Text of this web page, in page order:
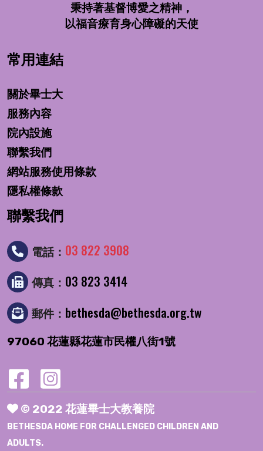
秉持著基督博愛之精神，
以福音療育身心障礙的天使
常用連結
關於畢士大
服務內容
院內設施
聯繫我們
網站服務使用條款
隱私權條款
聯繫我們
電話： 03 822 3908
傳真： 03 823 3414
郵件： bethesda@bethesda.org.tw
97060 花蓮縣花蓮市民權八街1號
© 2022 花蓮畢士大教養院
BETHESDA HOME FOR CHALLENGED CHILDREN AND
ADULTS.